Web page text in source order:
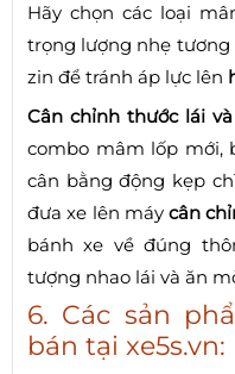
Hãy chọn các loại
trọng lượng nhẹ
zin để tránh áp lực lên
Cân chỉnh thước lái
combo mâm lốp mới,
cân bằng động kẹp
đưa xe lên máy cân
bánh xe về đúng
tượng nhao lái và ăn
6. Các sản
bán tại xe5s.vn: